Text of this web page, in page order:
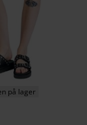
på lager